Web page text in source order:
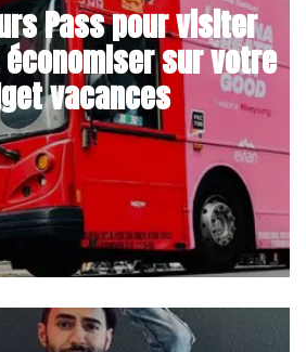
Pass pour visiter
sur votre
vacances